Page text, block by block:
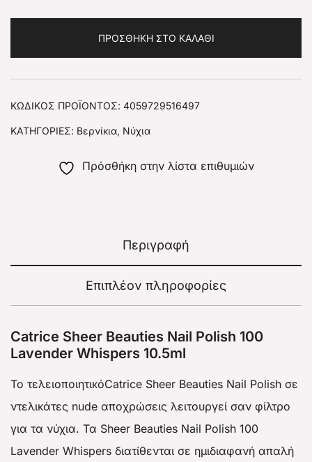
ΠΡΟΣΘΉΚΗ ΣΤΟ ΚΑΛΆΘΙ
ΚΩΔΙΚΌΣ ΠΡΟΪΌΝΤΟΣ: 4059729516497
ΚΑΤΗΓΟΡΊΕΣ: Βερνίκια, Νύχια
Πρόσθήκη στην λίστα επιθυμιών
Περιγραφή
Επιπλέον πληροφορίες
Catrice Sheer Beauties Nail Polish 100
Lavender Whispers 10.5ml
Το τελειοποιητικόCatrice Sheer Beauties Nail Polish σε
ντελικάτες nude αποχρώσεις λειτουργεί σαν φίλτρο
για τα νύχια. Τα Sheer Beauties Nail Polish 100
Lavender Whispers διατίθενται σε ημιδιαφανή απαλή